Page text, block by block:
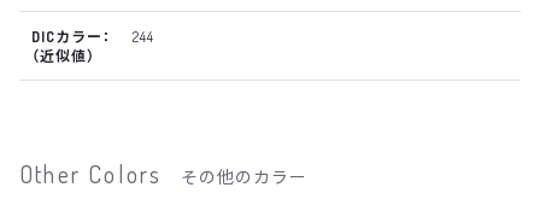
DICカラー：
（近似値）
244
Other Colors その他のカラー